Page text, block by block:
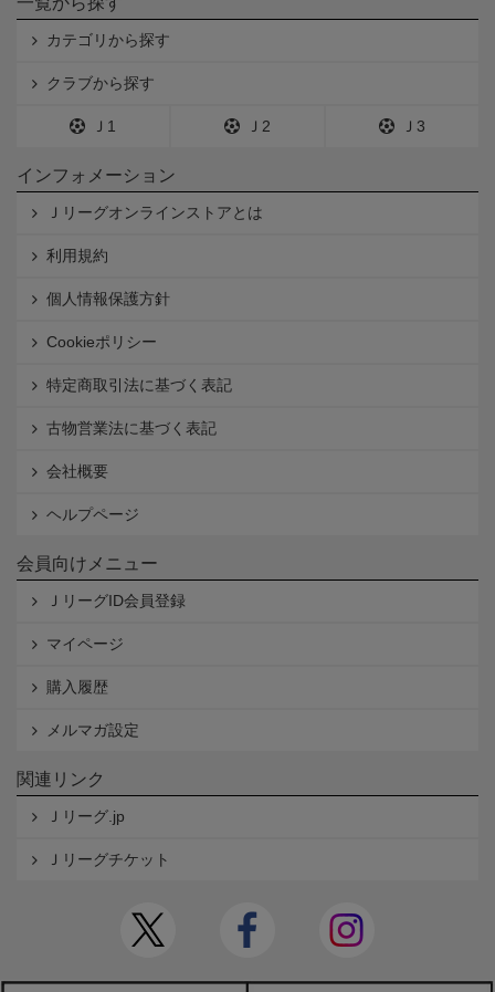
カテゴリから探す
クラブから探す
Ｊ1 Ｊ2 Ｊ3
インフォメーション
Ｊリーグオンラインストアとは
利用規約
個人情報保護方針
Cookieポリシー
特定商取引法に基づく表記
古物営業法に基づく表記
会社概要
ヘルプページ
会員向けメニュー
ＪリーグID会員登録
マイページ
購入履歴
メルマガ設定
関連リンク
Ｊリーグ.jp
Ｊリーグチケット